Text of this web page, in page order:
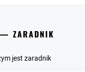
ZARADNIK
jest zaradnik